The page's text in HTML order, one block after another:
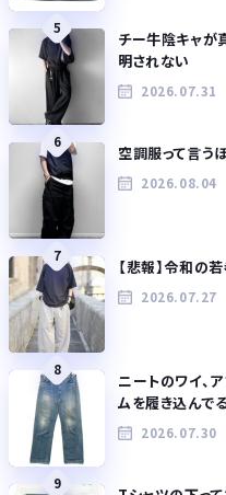
5
チー牛陰キャが
明されない
2026.07.31
6
空調服って言う
2026.08.04
7
【悲報】令和の
2026.07.27
8
ニートのワイ、
ムを履き込んで
2026.07.30
9